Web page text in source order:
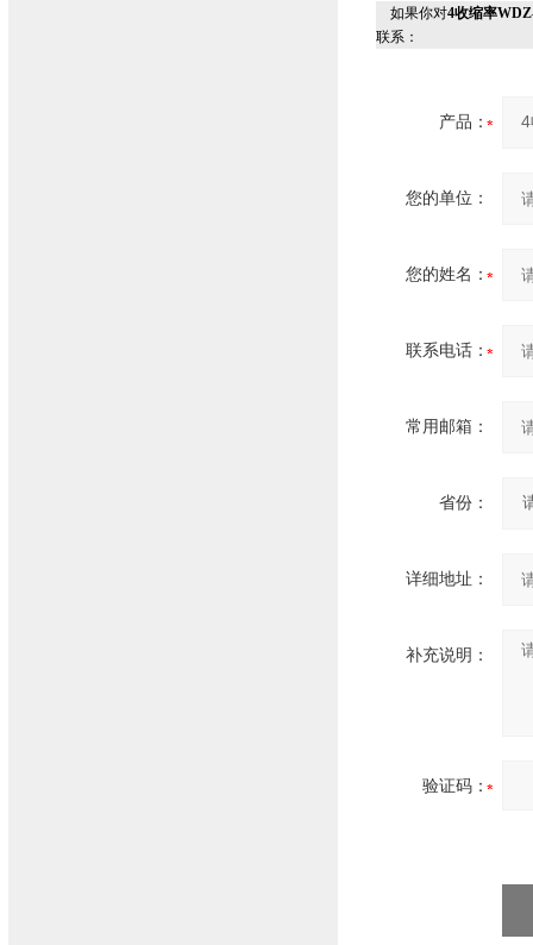
如果你对4收缩率
联系：
产品：
您的单位：
您的姓名：
联系电话：
常用邮箱：
省份：
详细地址：
补充说明：
验证码：